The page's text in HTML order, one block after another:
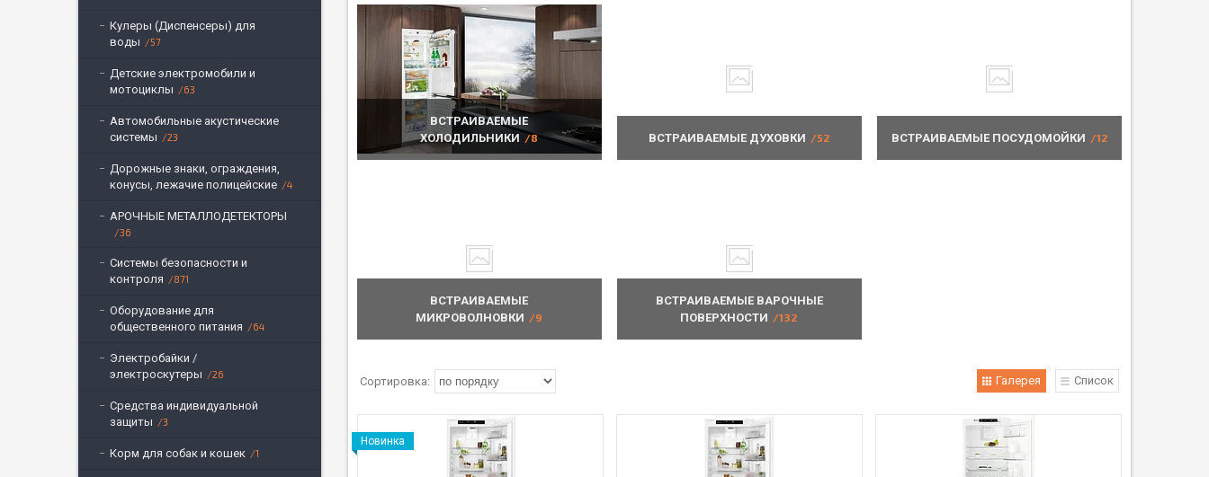
ВСТРАИВАЕМЫЕ
ХОЛОДИЛЬНИКИ
8 ВСТРАИВАЕМЫЕ ДУХОВКИ 52 ВСТРАИВАЕМЫЕ ПОСУДОМОЙКИ 12
ВСТРАИВАЕМЫЕ
МИКРОВОЛНОВКИ
9
ВСТРАИВАЕМЫЕ ВАРОЧНЫЕ
ПОВЕРХНОСТИ
132
Галерея Список
Новинка
Кулеры (Диспенсеры) для
воды
57
Детские электромобили и
мотоциклы
63
Автомобильные акустические
системы
23
Дорожные знаки, ограждения,
конусы, лежачие полицейские
4
АРОЧНЫЕ МЕТАЛЛОДЕТЕКТОРЫ
36
Системы безопасности и
контроля
871
Оборудование для
общественного питания
64
Электробайки /
электроскутеры
26
Средства индивидуальной
защиты
3
Корм для собак и кошек 1